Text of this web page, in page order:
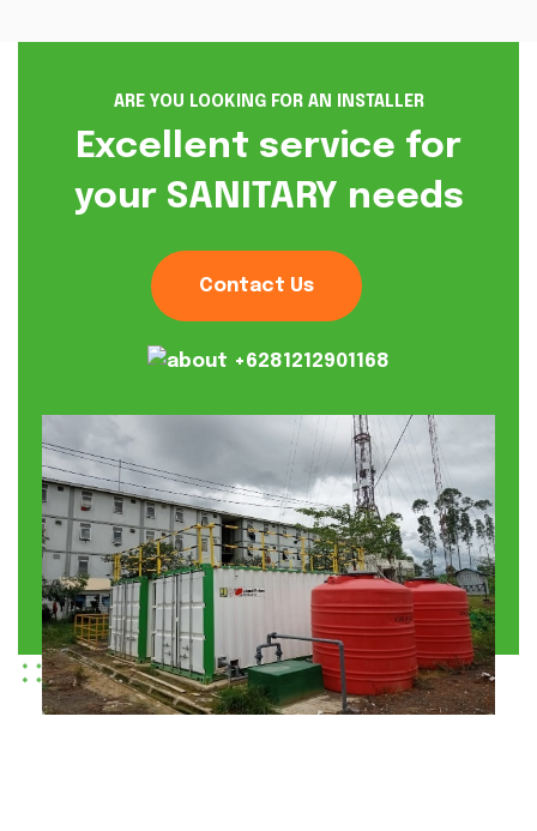
Indonesia
40 m3/hari
ARE YOU LOOKING FOR AN INSTALLER
Excellent service for
your SANITARY needs
Contact Us
+6281212901168